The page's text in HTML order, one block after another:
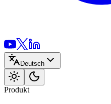
Deutsch
Produkt